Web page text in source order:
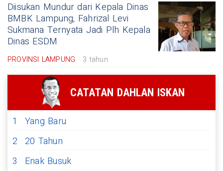
Diisukan Mundur dari Kepala Dinas
BMBK Lampung, Fahrizal Levi
Sukmana Ternyata Jadi Plh Kepala
Dinas ESDM
PROVINSI LAMPUNG 3 tahun
CATATAN DAHLAN ISKAN
1
Yang Baru
2 20 Tahun
3
Enak Busuk